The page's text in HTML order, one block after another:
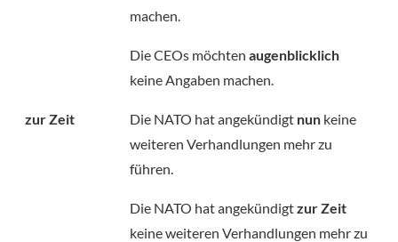
machen.
Die CEOs möchten augenblicklich
keine Angaben machen.
zur Zeit Die NATO hat angekündigt nun keine
weiteren Verhandlungen mehr zu
führen.
Die NATO hat angekündigtzur Zeit
keine weiteren Verhandlungen mehr zu